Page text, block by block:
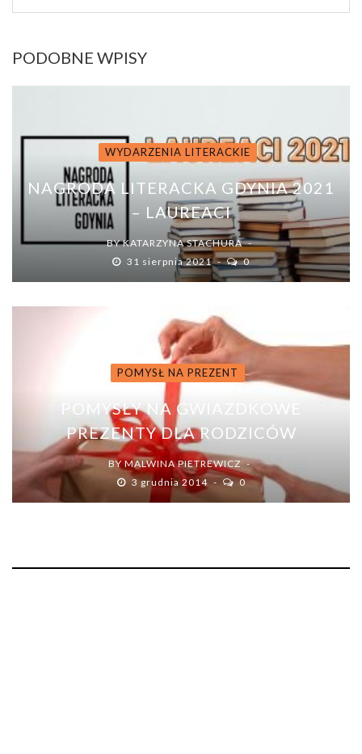
PODOBNE WPISY
WYDARZENIA LITERACKIE
NAGRODA LITERACKA GDYNIA 2021
– LAUREACI
BYKATARZYNA STACHURA
31 sierpnia 2021
0
POMYSŁ NA PREZENT
POMYSŁY NA GWIAZDKOWE
PREZENTY DLA RODZICÓW
BYMALWINA PIETREWICZ
3 grudnia 2014
0